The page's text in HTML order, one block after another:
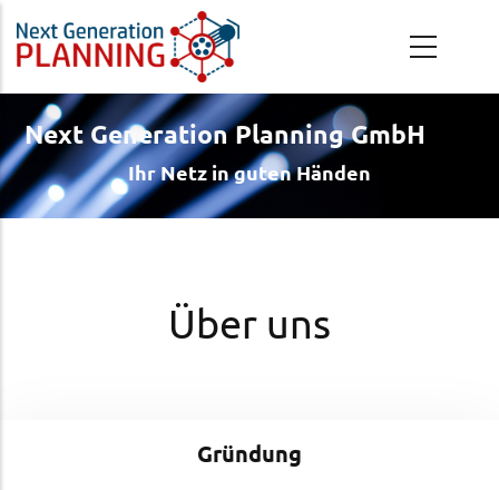
Direkt zum Inhalt
Next Generation Planning GmbH
Ihr Netz in guten Händen
Über uns
Gründung